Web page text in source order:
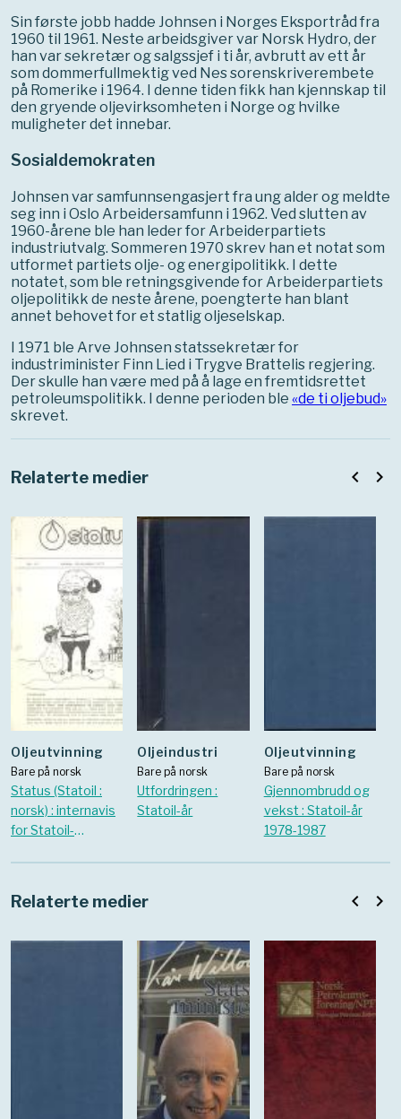
Sin første jobb hadde Johnsen i Norges Eksportråd fra
1960 til 1961. Neste arbeidsgiver var Norsk Hydro, der
han var sekretær og salgssjef i ti år, avbrutt av ett år
som dommerfullmektig ved Nes sorenskriverembete
på Romerike i 1964. I denne tiden fikk han kjennskap til
den gryende oljevirksomheten i Norge og hvilke
muligheter det innebar.
Sosialdemokraten
Johnsen var samfunnsengasjert fra ung alder og meldte
seg inn i Oslo Arbeidersamfunn i 1962. Ved slutten av
1960-årene ble han leder for Arbeiderpartiets
industriutvalg. Sommeren 1970 skrev han et notat som
utformet partiets olje- og energipolitikk. I dette
notatet, som ble retningsgivende for Arbeiderpartiets
oljepolitikk de neste årene, poengterte han blant
annet behovet for et statlig oljeselskap.
I 1971 ble Arve Johnsen statssekretær for
industriminister Finn Lied i Trygve Brattelis regjering.
Der skulle han være med på å lage en fremtidsrettet
petroleumspolitikk. I denne perioden ble «de ti oljebud»
skrevet.
Relaterte medier
Oljeutvinning
Bare på norsk
Status (Statoil :
norsk) : internavis
for Statoil-
oljeindustri
Bare på norsk
Utfordringen :
Statoil-år
oljeutvinning
Bare på norsk
Gjennombrudd og
vekst : Statoil-år
1978-1987
navigate_before navigate_next
Relaterte medier navigate_before navigate_next